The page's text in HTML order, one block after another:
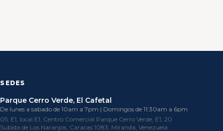
SEDES
Parque Cerro Verde, El Cafetal
De lunes a sabado de 10am a 7pm | Domingos de 11:30am a 6pm
05, E1, local E1, Centro Comercial Parque Cerro Verde, E1, 20
Subida de Los Naranjos, Caracas 1083, Miranda, Venezuela